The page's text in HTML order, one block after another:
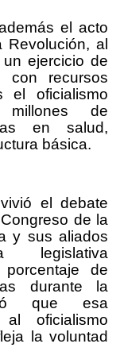
el acto
al
ejercicio de
con recursos
el oficialismo
millones de
en salud,
básica.
el debate
de la
y sus aliados
legislativa
de
durante la
que esa
al oficialismo
la voluntad